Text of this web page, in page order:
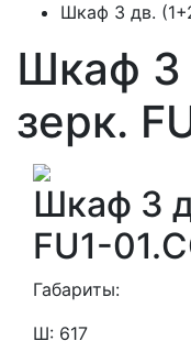
Шкаф 3 дв.
Шкаф 3
зерк.
Шкаф 3
FU1-
Габариты:
Ш: 617